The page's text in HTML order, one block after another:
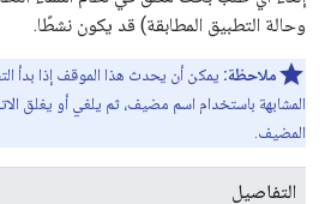
وحالة التطبيق المطابقة) قد يكون نشطًا.
ملاحظة: يمكن أن يحدث هذا الموقف إذا بدأ
المشابهة باستخدام اسم مضيف، ثم يلغي أو يغلق
المضيف.
التفاصيل